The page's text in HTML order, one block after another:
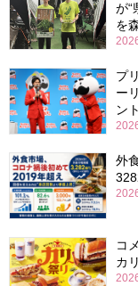
が“
を
プ
ー
ン
外
コ
カ